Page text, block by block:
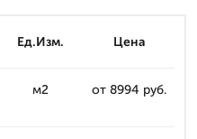
Ед.Изм. Цена
м2 от 8994 руб.